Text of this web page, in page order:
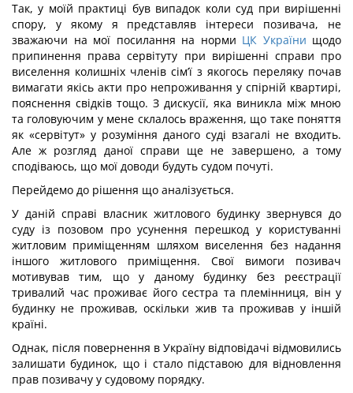
Так, у моїй практиці був випадок коли суд при вирішенні
спору, у якому я представляв інтереси позивача, не
зважаючи на мої посилання на норми ЦК України щодо
припинення права сервітуту при вирішенні справи про
виселення колишніх членів сім’ї з якогось переляку почав
вимагати якісь акти про непроживання у спірній квартирі,
пояснення свідків тощо. З дискусії, яка виникла між мною
та головуючим у мене склалось враження, що таке поняття
як «сервітут» у розуміння даного суді взагалі не входить.
Але ж розгляд даної справи ще не завершено, а тому
сподіваюсь, що мої доводи будуть судом почуті.
Перейдемо до рішення що аналізується.
У даній справі власник житлового будинку звернувся до
суду із позовом про усунення перешкод у користуванні
житловим приміщенням шляхом виселення без надання
іншого житлового приміщення. Свої вимоги позивач
мотивував тим, що у даному будинку без реєстрації
тривалий час проживає його сестра та племінниця, він у
будинку не проживав, оскільки жив та проживав у іншій
країні.
Однак, після повернення в Україну відповідачі відмовились
залишати будинок, що і стало підставою для відновлення
прав позивачу у судовому порядку.